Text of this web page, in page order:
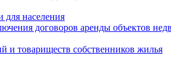
населения
договоров аренды объектов
и товариществ собственников жилья